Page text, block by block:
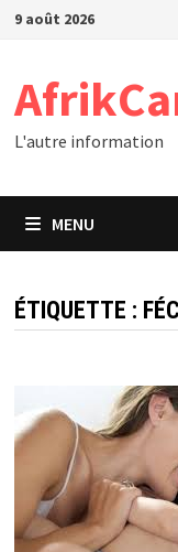
Passer
9 août 2026
L'autre information
MENU
ÉTIQUETTE :